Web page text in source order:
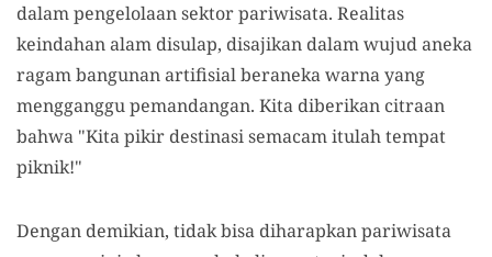
dalam pengelolaan sektor pariwisata. Realitas
keindahan alam disulap, disajikan dalam wujud aneka
ragam bangunan artifisial beraneka warna yang
mengganggu pemandangan. Kita diberikan citraan
bahwa "Kita pikir destinasi semacam itulah tempat
piknik!"
Dengan demikian, tidak bisa diharapkan pariwisata